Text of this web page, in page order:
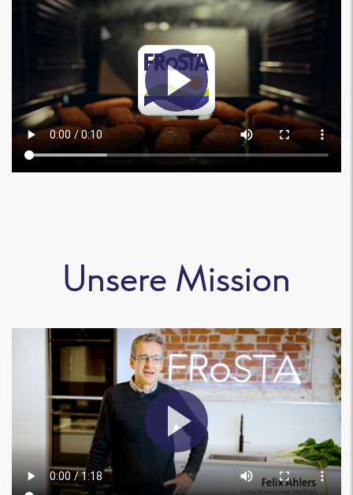
Unsere Mission